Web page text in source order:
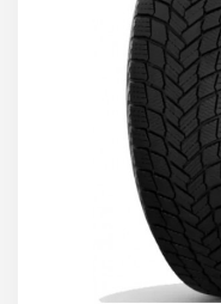
Michelin X-Ice